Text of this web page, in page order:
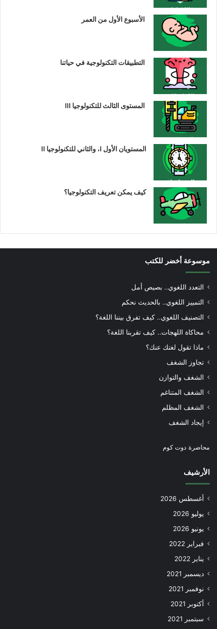
الأسبوع الأول من العمر
التطبيقات التكنولوجية في حياتنا
المستوى الثالث للتكنولوجيا III
المستويان الأول I، والثاني للتكنولوجيا II
كيف يمكن تعريف التكنولوجيا؟
موسوعة أخضر للكتب
التعدد اللغوي.. بصيص أمل
التمييز اللغوي.. بالحديث نحكم
التصنيف اللغوي.. كيف تفرق بيننا اللغة؟
محاكاة اللهجات.. كيف تقربنا اللغة؟
ماذا تقول لغتك عنك؟
تجاوز الشغف
الشغف والتوازن
الشغف المتناغم
الشغف المظلم
إيجاد الشغف
محاضرة دوت كوم
الأرشيف
أغسطس 2026
يوليو 2026
يونيو 2026
فبراير 2022
يناير 2022
ديسمبر 2021
نوفمبر 2021
أكتوبر 2021
سبتمبر 2021